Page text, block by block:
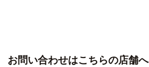
お問い合わせはこちらの店舗へ